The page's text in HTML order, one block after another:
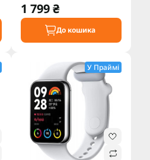
1 799 ₴
До кошика
У Праймі